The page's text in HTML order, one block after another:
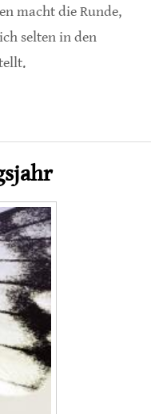
macht die Runde,
selten in den